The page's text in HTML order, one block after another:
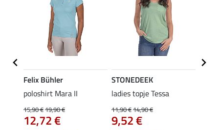
Felix Bühler
poloshirt Mara II
15,90 €19,90 €
12,72 €
STONEDEEK
ladies topje Tessa
11,90 €14,90 €
9,52 €